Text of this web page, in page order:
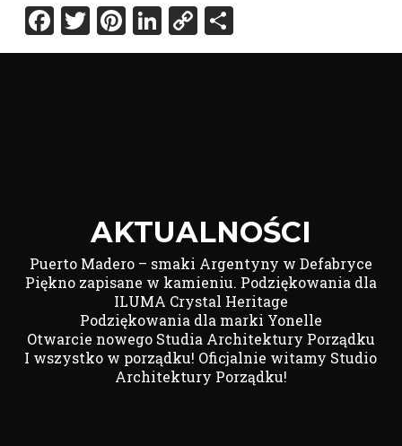
Facebook
Twitter
Pinterest
LinkedIn
Copy
Link
Share
AKTUALNOŚCI
Puerto Madero – smaki Argentyny w Defabryce
Piękno zapisane w kamieniu. Podziękowania dla
ILUMA Crystal Heritage
Podziękowania dla marki Yonelle
Otwarcie nowego Studia Architektury Porządku
I wszystko w porządku! Oficjalnie witamy Studio
Architektury Porządku!